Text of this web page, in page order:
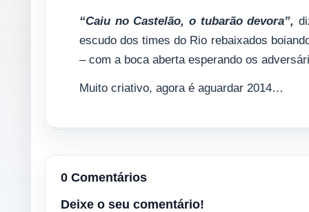
“Caiu no Castelão, o tubarão devora”,
escudo dos times do Rio rebaixados
– com a boca aberta esperando os
Muito criativo, agora é aguardar 2014…
0 Comentários
Deixe o seu comentário!